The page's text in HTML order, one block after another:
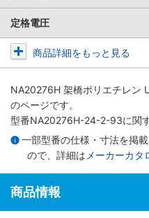
定格電圧
商品詳細をもっと見る
NA20276H 架橋ポリエチレン
のページです。
型番NA20276H-24-2-93に関
一部型番の仕様・寸法を掲
ので、詳細は メーカーカタ
商品情報